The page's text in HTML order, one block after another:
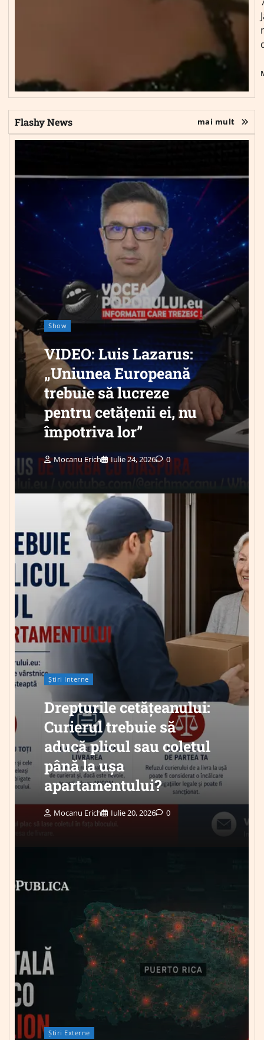
Flashy News mai mult
Show
VIDEO: Luis Lazarus:
„Uniunea Europeană
trebuie să lucreze
pentru cetățenii ei, nu
împotriva lor”
Mocanu Erich Iulie 24, 2026 0
Știri Interne
Drepturile cetățeanului:
Curierul trebuie să
aducă plicul sau coletul
până la ușa
apartamentului?
Mocanu Erich Iulie 20, 2026 0
Știri Externe